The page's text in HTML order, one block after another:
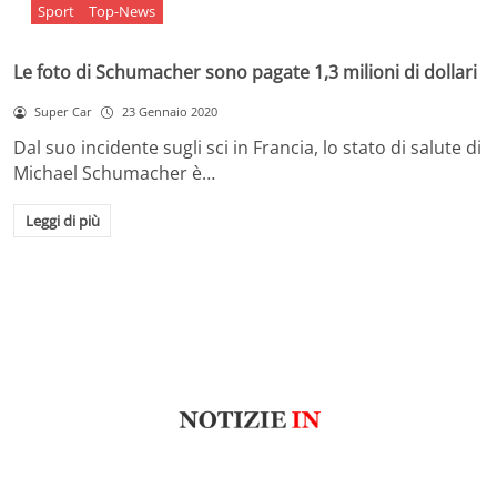
Sport Top-News
Le foto di Schumacher sono pagate 1,3 milioni di dollari
Super Car 23 Gennaio 2020
Dal suo incidente sugli sci in Francia, lo stato di salute di
Michael Schumacher è…
Leggi di più